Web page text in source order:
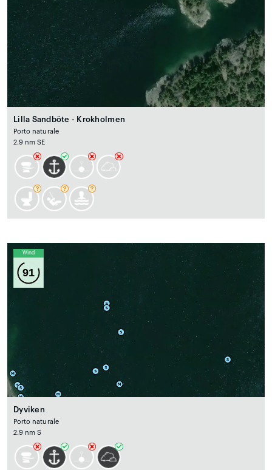
Lilla Sandböte - Krokholmen
Porto naturale
2.9 nm SE
Wind
91
Dyviken
Porto naturale
2.9 nm S